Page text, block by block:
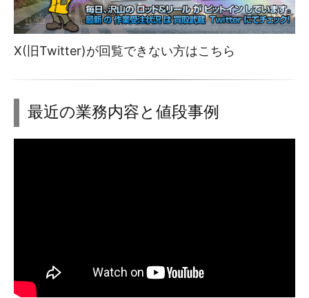
X(旧Twitter)が回覧できない方はこちら
最近の業務内容と値段事例